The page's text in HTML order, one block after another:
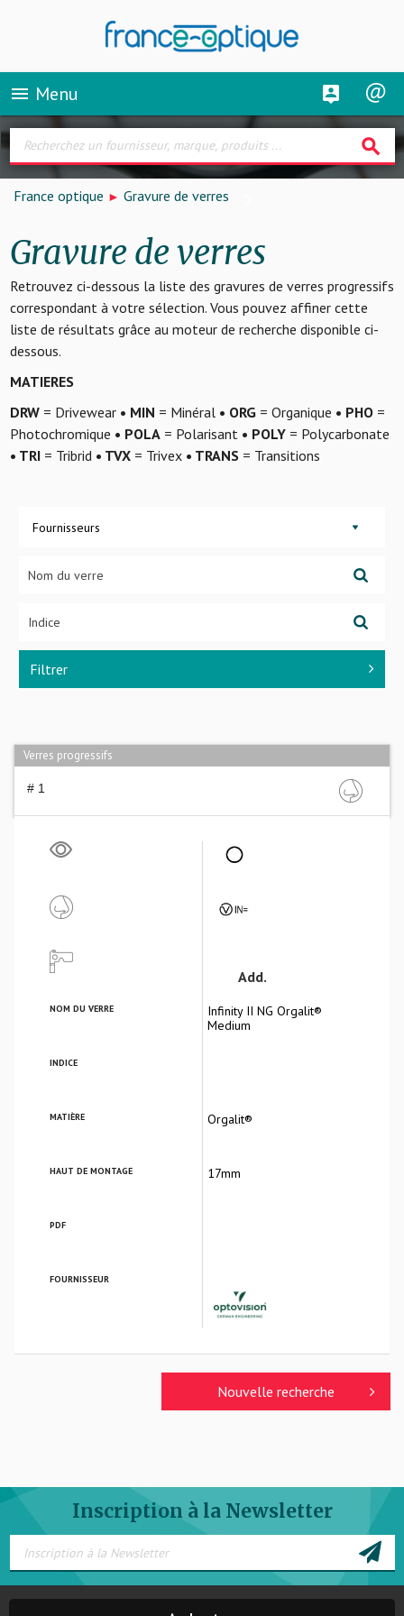
menu Menu
search
France optique Gravure de verres
Gravure de verres
Retrouvez ci-dessous la liste des gravures de verres progressifs
correspondant à votre sélection. Vous pouvez affiner cette
liste de résultats grâce au moteur de recherche disponible ci-
dessous.
MATIERES
DRW= Drivewear • MIN = Minéral • ORG= Organique • PHO=
Photochromique • POLA= Polarisant • POLY= Polycarbonate
• TRI= Tribrid • TVX= Trivex • TRANS= Transitions
Fournisseurs
Filtrer
Verres progressifs
# 1
Add.
NOM DU VERRE
Infinity II NG Orgalit®
Medium
INDICE
MATIÈRE Orgalit®
HAUT DE MONTAGE 17mm
PDF
FOURNISSEUR
Nouvelle recherche
Inscription à la Newsletter